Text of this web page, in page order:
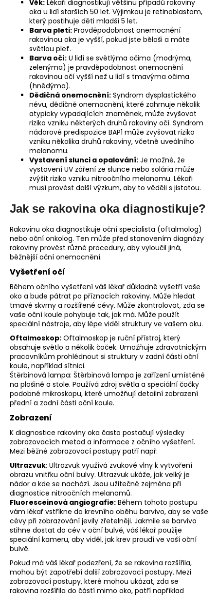
Věk: Lékaři diagnostikují většinu případů rakoviny
oka u lidí starších 50 let. Výjimkou je retinoblastom,
který postihuje děti mladší 5 let.
Barva pleti: Pravděpodobnost onemocnění
rakovinou oka je vyšší, pokud jste běloši a máte
světlou pleť.
Barva očí: U lidí se světlýma očima (modrýma,
zelenýma) je pravděpodobnost onemocnění
rakovinou očí vyšší než u lidí s tmavýma očima
(hnědýma).
Dědičná onemocnění: Syndrom dysplastického
névu, dědičné onemocnění, které zahrnuje několik
atypicky vypadajících znamének, může zvyšovat
riziko vzniku některých druhů rakoviny očí. Syndrom
nádorové predispozice BAP1 může zvyšovat riziko
vzniku několika druhů rakoviny, včetně uveálního
melanomu.
Vystavení slunci a opalování: Je možné, že
vystavení UV záření ze slunce nebo solária může
zvýšit riziko vzniku nitroočního melanomu. Lékaři
musí provést další výzkum, aby to věděli s jistotou.
Jak se rakovina oka diagnostikuje?
Rakovinu oka diagnostikuje oční specialista (oftalmolog)
nebo oční onkolog. Ten může před stanovením diagnózy
rakoviny provést různé procedury, aby vyloučil jiná,
běžnější oční onemocnění.
Vyšetření očí
Během očního vyšetření váš lékař důkladně vyšetří vaše
oko a bude pátrat po příznacích rakoviny. Může hledat
tmavé skvrny a rozšířené cévy. Může zkontrolovat, zda se
vaše oční koule pohybuje tak, jak má. Může použít
speciální nástroje, aby lépe viděl struktury ve vašem oku.
Oftalmoskop: Oftalmoskop je ruční přístroj, který
obsahuje světlo a několik čoček. Umožňuje zdravotnickým
pracovníkům prohlédnout si struktury v zadní části oční
koule, například sítnici.
Štěrbinová lampa: Štěrbinová lampa je zařízení umístěné
na plošině a stole. Používá zdroj světla a speciální čočky
podobné mikroskopu, které umožňují detailní zobrazení
přední a zadní části oční koule.
Zobrazení
K diagnostice rakoviny oka často postačují výsledky
zobrazovacích metod a informace z očního vyšetření.
Mezi běžné zobrazovací postupy patří např:
Ultrazvuk: Ultrazvuk využívá zvukové vlny k vytvoření
obrazu vnitřku oční bulvy. Ultrazvuk ukáže, jak velký je
nádor a kde se nachází. Jsou užitečné zejména při
diagnostice nitroočních melanomů.
Fluoresceinová angiografie: Během tohoto postupu
vám lékař vstříkne do krevního oběhu barvivo, aby se vaše
cévy při zobrazování jevily zřetelněji. Jakmile se barvivo
stihne dostat do cév v oční bulvě, váš lékař použije
speciální kameru, aby viděl, jak krev proudí ve vaší oční
bulvě.
Pokud má váš lékař podezření, že se rakovina rozšířila,
mohou být zapotřebí další zobrazovací postupy. Mezi
zobrazovací postupy, které mohou ukázat, zda se
rakovina rozšířila do částí mimo oko, patří například